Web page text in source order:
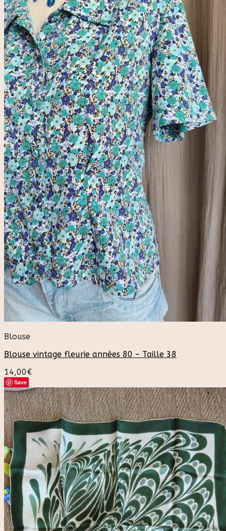
Blouse
Blouse vintage fleurie années 80 – Taille 38
14,00€
Save